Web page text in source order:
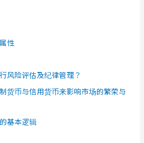
性
风险评估及纪律管理？
货币与信用货币来影响市场的繁荣与
基本逻辑